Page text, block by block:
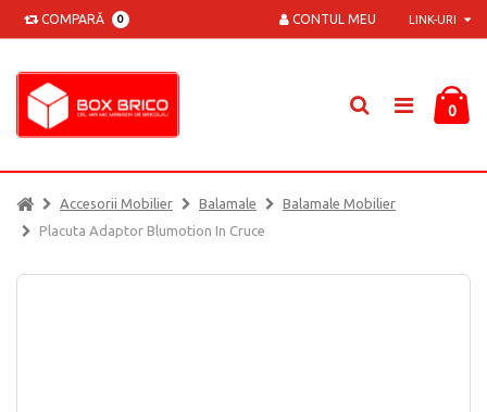
COMPARĂ 0 LINK-URI
CONTUL MEU
0
Accesorii Mobilier Balamale
Balamale Mobilier
Placuta Adaptor Blumotion In Cruce